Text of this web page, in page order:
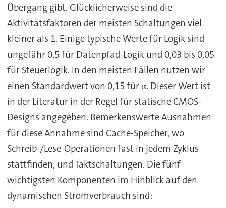
Übergang gibt. Glücklicherweise sind die
Aktivitätsfaktoren der meisten Schaltungen viel
kleiner als 1. Einige typische Werte für Logik sind
ungefähr 0,5 für Datenpfad-Logik und 0,03 bis 0,05
für Steuerlogik. In den meisten Fällen nutzen wir
einen Standardwert von 0,15 für α. Dieser Wert ist
in der Literatur in der Regel für statische CMOS-
Designs angegeben. Bemerkenswerte Ausnahmen
für diese Annahme sind Cache-Speicher, wo
Schreib-/Lese-Operationen fast in jedem Zyklus
stattfinden, und Taktschaltungen. Die fünf
wichtigsten Komponenten im Hinblick auf den
dynamischen Stromverbrauch sind: